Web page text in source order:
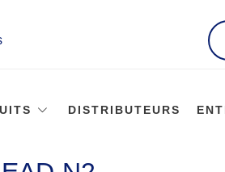
DISTRIBUTEURS